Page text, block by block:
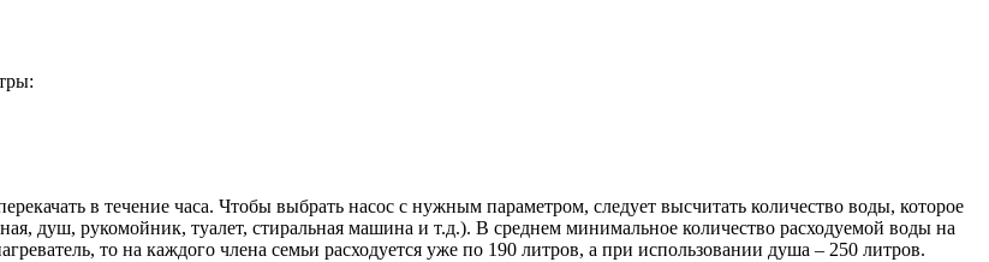
в течение часа. Чтобы выбрать насос с нужным параметром, следует высчитать количество воды, которое
душ, рукомойник, туалет, стиральная машина и т.д.). В среднем минимальное количество расходуемой воды на
то на каждого члена семьи расходуется уже по 190 литров, а при использовании душа – 250 литров.